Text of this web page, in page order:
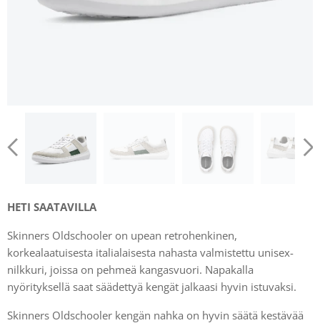
HETI SAATAVILLA
Skinners Oldschooler on upean retrohenkinen,
korkealaatuisesta italialaisesta nahasta valmistettu unisex-
nilkkuri, joissa on pehmeä kangasvuori. Napakalla
nyörityksellä saat säädettyä kengät jalkaasi hyvin istuvaksi.
Skinners Oldschooler kengän nahka on hyvin säätä kestävää